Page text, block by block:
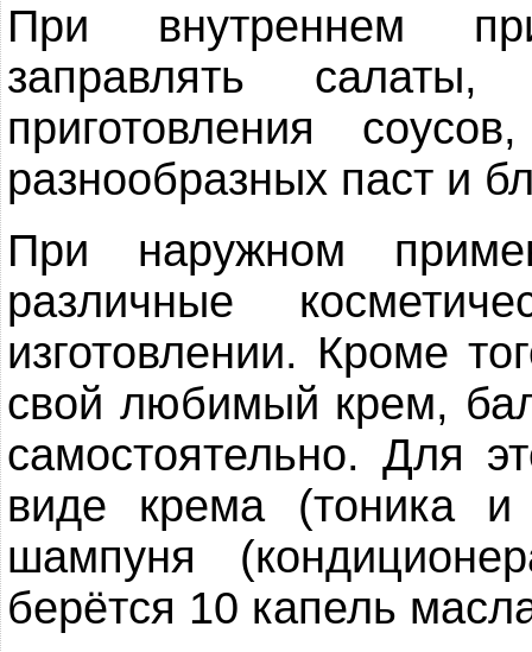
При внутреннем
заправлять
приготовления
разнообразных паст и
При наружном
различные
изготовлении. Кроме
свой любимый крем,
самостоятельно. Для
виде крема (тоника
шампуня
берётся 10 капель